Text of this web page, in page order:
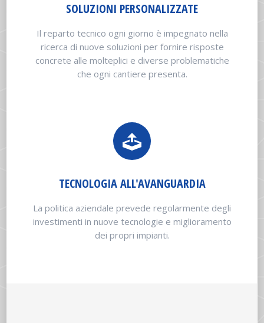
SOLUZIONI PERSONALIZZATE
Il reparto tecnico ogni giorno è impegnato nella
ricerca di nuove soluzioni per fornire risposte
concrete alle molteplici e diverse problematiche
che ogni cantiere presenta.
TECNOLOGIA ALL'AVANGUARDIA
La politica aziendale prevede regolarmente degli
investimenti in nuove tecnologie e miglioramento
dei propri impianti.